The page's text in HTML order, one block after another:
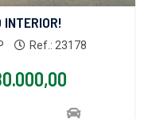
INTERIOR!
Ref.: 23178